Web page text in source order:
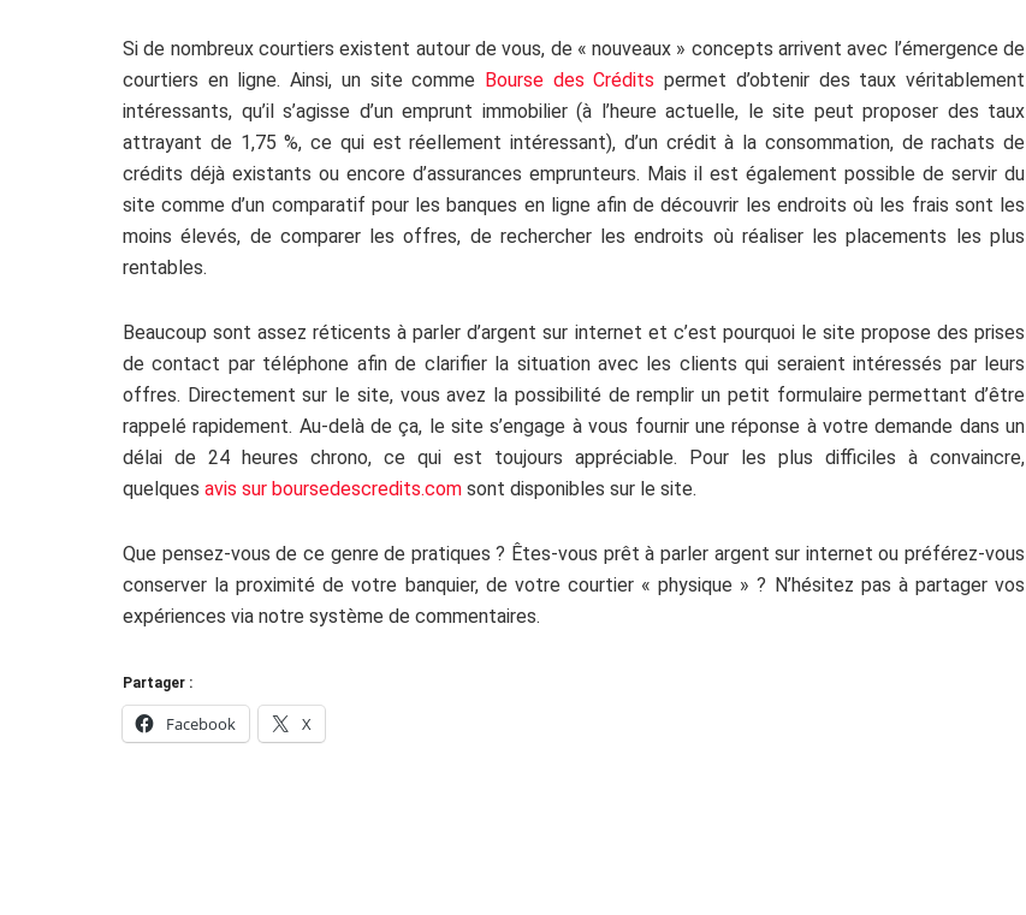
Si de nombreux courtiers existent autour de vous, de « nouveaux » concepts arrivent avec l’émergence de
courtiers en ligne. Ainsi, un site comme Bourse des Crédits permet d’obtenir des taux véritablement
intéressants, qu’il s’agisse d’un emprunt immobilier (à l’heure actuelle, le site peut proposer des taux
attrayant de 1,75 %, ce qui est réellement intéressant), d’un crédit à la consommation, de rachats de
crédits déjà existants ou encore d’assurances emprunteurs. Mais il est également possible de servir du
site comme d’un comparatif pour les banques en ligne afin de découvrir les endroits où les frais sont les
moins élevés, de comparer les offres, de rechercher les endroits où réaliser les placements les plus
rentables.
Beaucoup sont assez réticents à parler d’argent sur internet et c’est pourquoi le site propose des prises
de contact par téléphone afin de clarifier la situation avec les clients qui seraient intéressés par leurs
offres. Directement sur le site, vous avez la possibilité de remplir un petit formulaire permettant d’être
rappelé rapidement. Au-delà de ça, le site s’engage à vous fournir une réponse à votre demande dans un
délai de 24 heures chrono, ce qui est toujours appréciable. Pour les plus difficiles à convaincre,
quelques avis sur boursedescredits.com sont disponibles sur le site.
Que pensez-vous de ce genre de pratiques ? Êtes-vous prêt à parler argent sur internet ou préférez-vous
conserver la proximité de votre banquier, de votre courtier « physique » ? N’hésitez pas à partager vos
expériences via notre système de commentaires.
Partager :
Facebook X